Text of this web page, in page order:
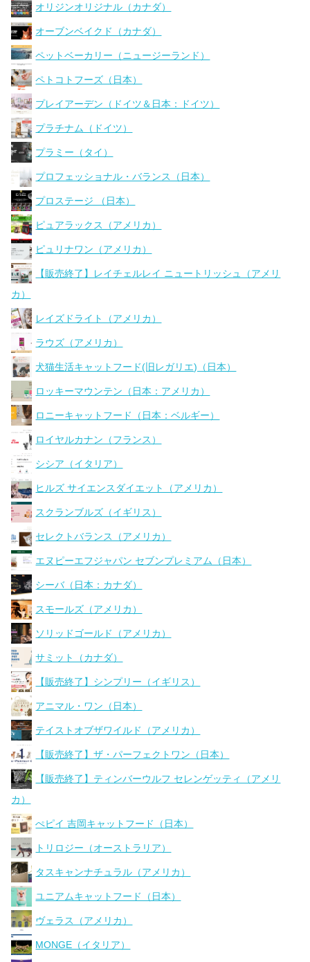
オリジンオリジナル（カナダ）
オーブンベイクド（カナダ）
ペットベーカリー（ニュージーランド）
ペトコトフーズ（日本）
プレイアーデン（ドイツ＆日本：ドイツ）
プラチナム（ドイツ）
プラミー（タイ）
プロフェッショナル・バランス（日本）
プロステージ （日本）
ピュアラックス（アメリカ）
ピュリナワン（アメリカ）
【販売終了】レイチェルレイ ニュートリッシュ（アメリ
カ）
レイズドライト（アメリカ）
ラウズ（アメリカ）
犬猫生活キャットフード(旧レガリエ)（日本）
ロッキーマウンテン（日本：アメリカ）
ロニーキャットフード（日本：ベルギー）
ロイヤルカナン（フランス）
シシア（イタリア）
ヒルズ サイエンスダイエット（アメリカ）
スクランブルズ（イギリス）
セレクトバランス（アメリカ）
エヌピーエフジャパン セブンプレミアム（日本）
シーバ（日本：カナダ）
スモールズ（アメリカ）
ソリッドゴールド（アメリカ）
サミット（カナダ）
【販売終了】シンプリー（イギリス）
アニマル・ワン（日本）
テイストオブザワイルド（アメリカ）
【販売終了】ザ・パーフェクトワン（日本）
【販売終了】ティンバーウルフ セレンゲッティ（アメリ
カ）
ぺピイ 吉岡キャットフード（日本）
トリロジー（オーストラリア）
タスキャンナチュラル（アメリカ）
ユニアムキャットフード（日本）
ヴェラス（アメリカ）
MONGE（イタリア）